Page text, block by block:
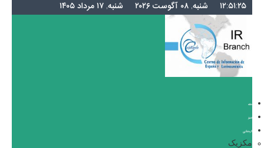
۱۲:۵۱:۲۵ شنبه, ۰۸ آگوست ۲۰۲۶ شنبه, ۱۷ مرداد ۱۴۰۵
خانه
اخبار
گردشگری
مکزیک